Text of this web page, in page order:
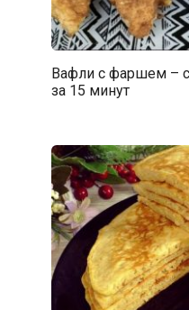
Вафли с фаршем –
за 15 минут